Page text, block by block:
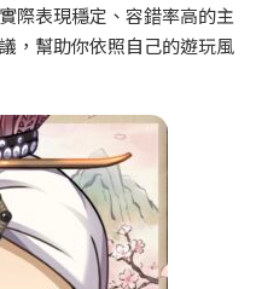
際表現穩定、容錯率高的主
，幫助你依照自己的遊玩風